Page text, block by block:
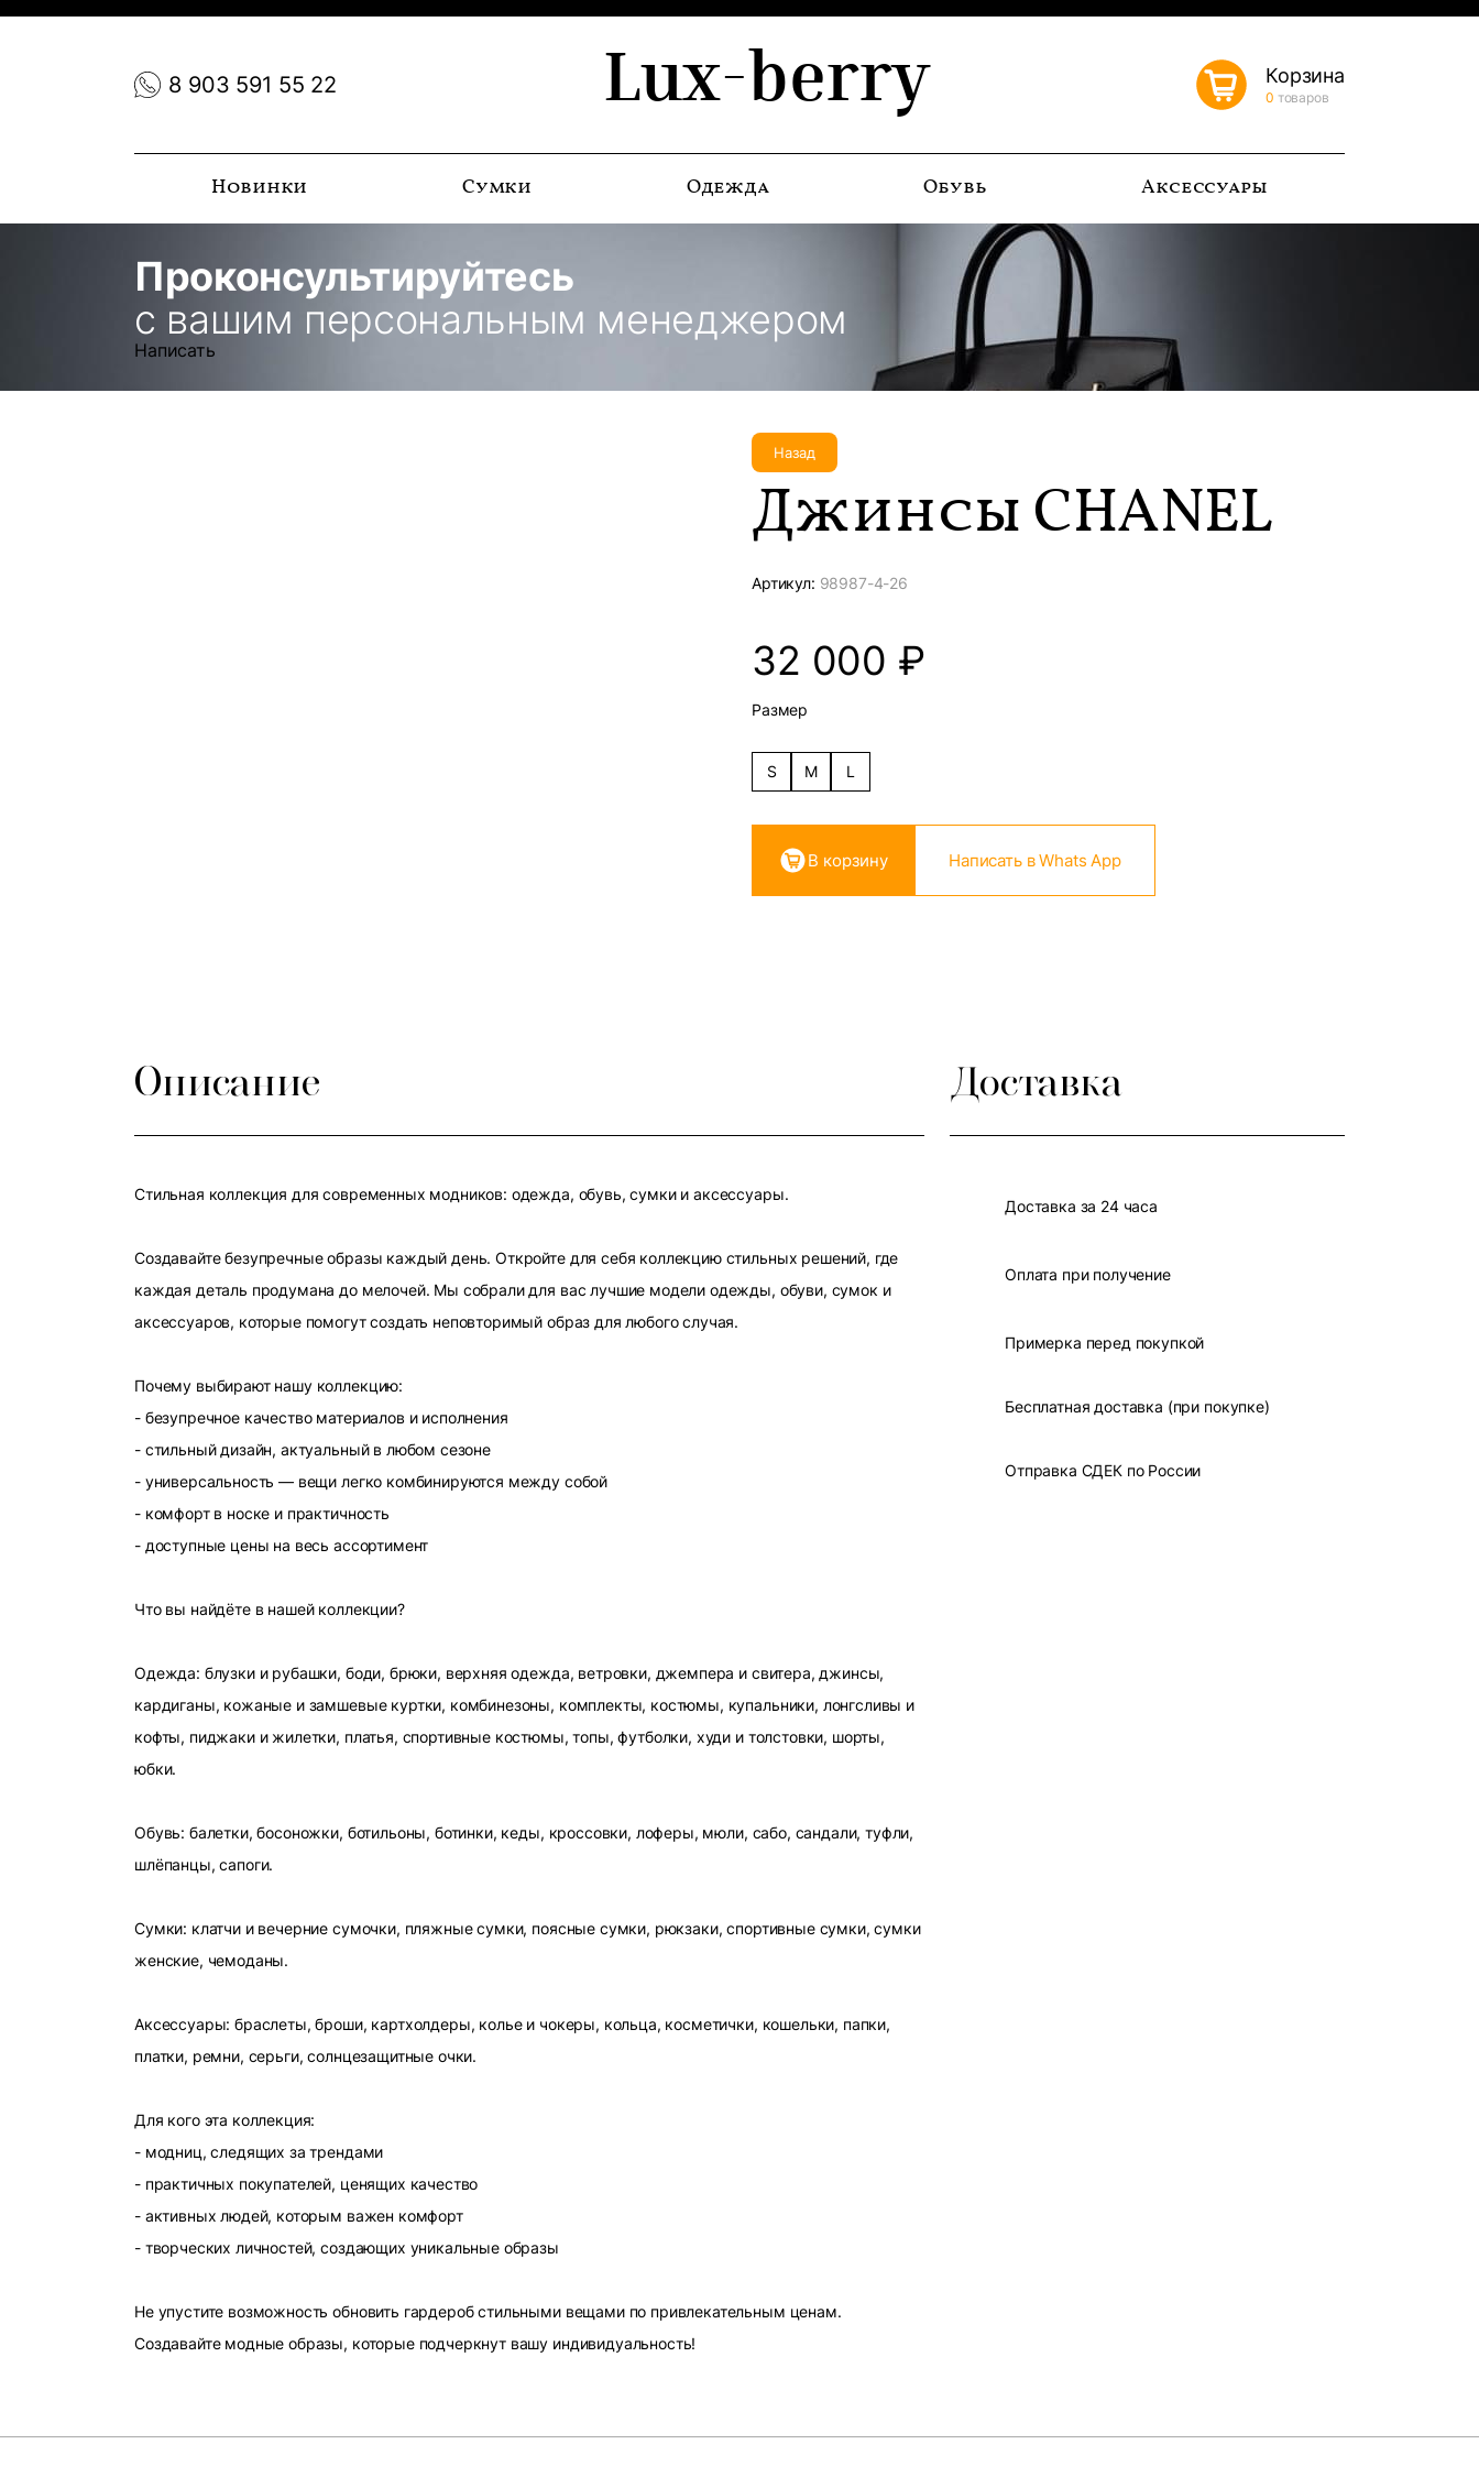
8 903 591 55 22 Lux-berry Корзина
0 товаров
Новинки Сумки Одежда Обувь Аксессуары
Проконсультируйтесь
с вашим персональным менеджером
Написать
Назад
Джинсы CHANEL
Артикул: 98987-4-26
32 000 ₽
Размер
S M L
В корзину Написать в Whats App
Описание
Стильная коллекция для современных модников: одежда, обувь, сумки и аксессуары.
Создавайте безупречные образы каждый день. Откройте для себя коллекцию стильных решений, где
каждая деталь продумана до мелочей. Мы собрали для вас лучшие модели одежды, обуви, сумок и
аксессуаров, которые помогут создать неповторимый образ для любого случая.
Почему выбирают нашу коллекцию:
- безупречное качество материалов и исполнения
- стильный дизайн, актуальный в любом сезоне
- универсальность — вещи легко комбинируются между собой
- комфорт в носке и практичность
- доступные цены на весь ассортимент
Что вы найдёте в нашей коллекции?
Одежда: блузки и рубашки, боди, брюки, верхняя одежда, ветровки, джемпера и свитера, джинсы,
кардиганы, кожаные и замшевые куртки, комбинезоны, комплекты, костюмы, купальники, лонгсливы и
кофты, пиджаки и жилетки, платья, спортивные костюмы, топы, футболки, худи и толстовки, шорты,
юбки.
Обувь: балетки, босоножки, ботильоны, ботинки, кеды, кроссовки, лоферы, мюли, сабо, сандали, туфли,
шлёпанцы, сапоги.
Сумки: клатчи и вечерние сумочки, пляжные сумки, поясные сумки, рюкзаки, спортивные сумки, сумки
женские, чемоданы.
Аксессуары: браслеты, броши, картхолдеры, колье и чокеры, кольца, косметички, кошельки, папки,
платки, ремни, серьги, солнцезащитные очки.
Для кого эта коллекция:
- модниц, следящих за трендами
- практичных покупателей, ценящих качество
- активных людей, которым важен комфорт
- творческих личностей, создающих уникальные образы
Не упустите возможность обновить гардероб стильными вещами по привлекательным ценам.
Создавайте модные образы, которые подчеркнут вашу индивидуальность!
Доставка
Доставка за 24 часа
Оплата при получение
Примерка перед покупкой
Бесплатная доставка (при покупке)
Отправка СДЕК по России